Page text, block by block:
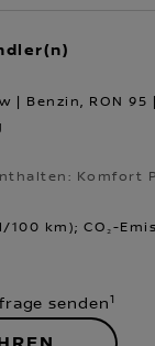
| Benzin, RON 95 |
Komfort
km); CO₂-
senden1